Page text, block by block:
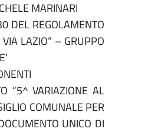
MARINARI
DEL REGOLAMENTO
LAZIO” – GRUPPO
“5^ VARIAZIONE AL
COMUNALE PER
UNICO DI